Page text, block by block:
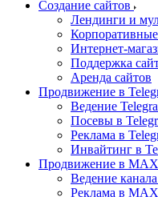
Создание сайтов
Лендинги и
Интернет-
Поддержка
Аренда сайтов
Продвижение в
Ведение
Посевы в
Реклама в
Инвайтинг в
Продвижение в
Ведение
Реклама в MAX